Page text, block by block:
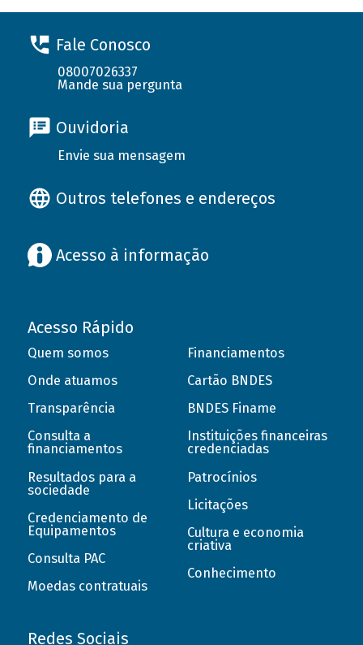
Fale Conosco
08007026337
Mande sua pergunta
Ouvidoria
Envie sua mensagem
Outros telefones e endereços
Acesso à informação
Acesso Rápido
Quem somos
Onde atuamos
Transparência
Consulta a
financiamentos
Resultados para a
sociedade
Credenciamento de
Equipamentos
Consulta PAC
Moedas contratuais
Financiamentos
Cartão BNDES
BNDES Finame
Instituições financeiras
credenciadas
Patrocínios
Licitações
Cultura e economia
criativa
Conhecimento
Redes Sociais